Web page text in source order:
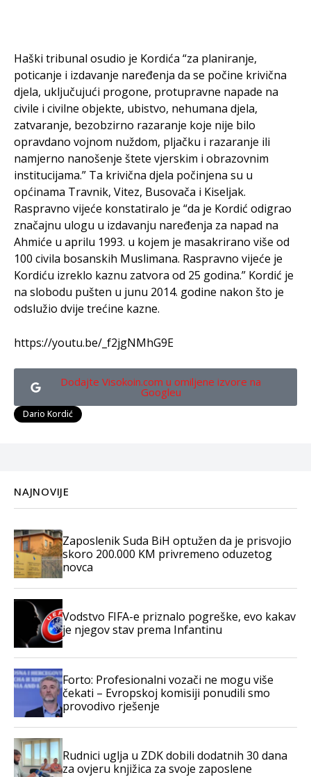
Haški tribunal osudio je Kordića “za planiranje,
poticanje i izdavanje naređenja da se počine krivična
djela, uključujući progone, protupravne napade na
civile i civilne objekte, ubistvo, nehumana djela,
zatvaranje, bezobzirno razaranje koje nije bilo
opravdano vojnom nuždom, pljačku i razaranje ili
namjerno nanošenje štete vjerskim i obrazovnim
institucijama.” Ta krivična djela počinjena su u
općinama Travnik, Vitez, Busovača i Kiseljak.
Raspravno vijeće konstatiralo je “da je Kordić odigrao
značajnu ulogu u izdavanju naređenja za napad na
Ahmiće u aprilu 1993. u kojem je masakrirano više od
100 civila bosanskih Muslimana. Raspravno vijeće je
Kordiću izreklo kaznu zatvora od 25 godina.” Kordić je
na slobodu pušten u junu 2014. godine nakon što je
odslužio dvije trećine kazne.
https://youtu.be/_f2jgNMhG9E
Dodajte Visokoin.com u omiljene izvore na
Googleu
Dario Kordić
NAJNOVIJE
Zaposlenik Suda BiH optužen da je prisvojio
skoro 200.000 KM privremeno oduzetog
novca
Vodstvo FIFA-e priznalo pogreške, evo kakav
je njegov stav prema Infantinu
Forto: Profesionalni vozači ne mogu više
čekati – Evropskoj komisiji ponudili smo
provodivo rješenje
Rudnici uglja u ZDK dobili dodatnih 30 dana
za ovjeru knjižica za svoje zaposlene